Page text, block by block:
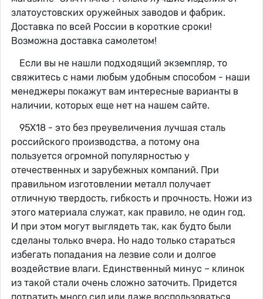
златоустовских оружейных заводов и фабрик.
Доставка по всей России в короткие сроки!
Возможна доставка самолетом!
Если вы не нашли подходящий экземпляр, то
свяжитесь с нами любым удобным способом - наши
менеджеры покажут вам интересные варианты в
наличии, которых еще нет на нашем сайте.
95Х18 - это без преувеличения лучшая сталь
российского производства, а потому она
пользуется огромной популярностью у
отечественных и зарубежных компаний. При
правильном изготовлении металл получает
отличную твердость, гибкость и прочность. Ножи из
этого материала служат, как правило, не один год.
И при этом могут выглядеть так, как будто были
сделаны только вчера. Но надо только стараться
избегать попадания на лезвие соли и долгое
воздействие влаги. Единственный минус – клинок
из такой стали очень сложно заточить. Придется